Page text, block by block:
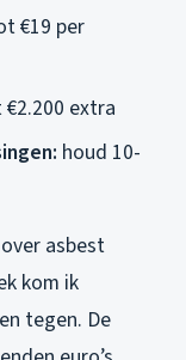
€19 per
extra
houd 10-
asbest
kom ik
tegen. De